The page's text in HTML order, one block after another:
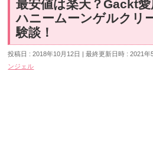
最安値は楽天？Gackt愛
ハニームーンゲルクリ
験談！
投稿日 : 2018年10月12日 最終更新日時 : 2021年
ンジェル